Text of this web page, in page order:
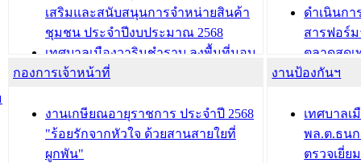
บทความ อื่นๆ ... บทความ อื่นๆ ...
เสริมและสนับสนุนการจำหน่ายสินค้า
ชุมชน ประจำปีงบประมาณ 2568
เทศบาลเมืองวารินชำราบ ลงพื้นที่มอบ
น้ำดื่มแก่ผู้พักอาศัย ณ ศูนย์พักพิง
กองสวัสดิการสังคม เทศบาลเมือง
วารินชำราบ จัดโครงการอบรมอาชีพ
ระยะสั้น ประจำปี 2568 (หลักสูตรการ
ดำเนินกา
สารฟอร์
ตลาดสดเ
วารินชำร
ถนนแก่เ
เด็กเล็ก
เทศบาลเ
กองการเจ้าหน้าที่
งานเกษียณอายุราชการ ประจำปี 2568
"ร้อยรักจากหัวใจ ด้วยสานสายใยที่
ผูกพัน"
งานป้องกันฯ
เทศบาลเ
พล.ต.ธน
ตรวจเยี่ย